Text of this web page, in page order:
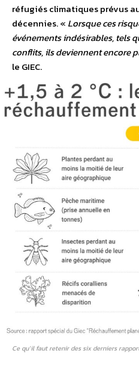
réfugiés climatiques prévus
décennies. « Lorsque ces
événements indésirables, tels
conflits, ils deviennent encore
le GIEC.
Ce qu’il faut retenir des six derniers